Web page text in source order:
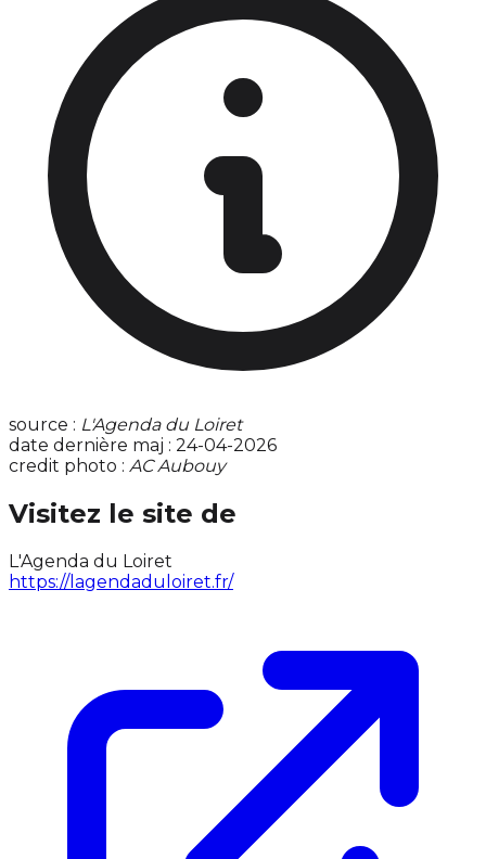
source : L'Agenda du Loiret
date dernière maj : 24-04-2026
credit photo : AC Aubouy
Visitez le site de
L'Agenda du Loiret
https://lagendaduloiret.fr/